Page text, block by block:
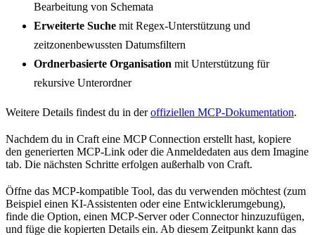
Bearbeitung von Schemata
Erweiterte Suche mit Regex-Unterstützung und
zeitzonenbewussten Datumsfiltern
Ordnerbasierte Organisation mit Unterstützung für
rekursive Unterordner
Weitere Details findest du in deroffiziellen MCP-Dokumentation.
Nachdem du in Craft eine MCP Connection erstellt hast, kopiere
den generierten MCP-Link oder die Anmeldedaten aus dem Imagine
tab. Die nächsten Schritte erfolgen außerhalb von Craft.
Öffne das MCP-kompatible Tool, das du verwenden möchtest (zum
Beispiel einen KI-Assistenten oder eine Entwicklerumgebung),
finde die Option, einen MCP-Server oder Connector hinzuzufügen,
und füge die kopierten Details ein. Ab diesem Zeitpunkt kann das